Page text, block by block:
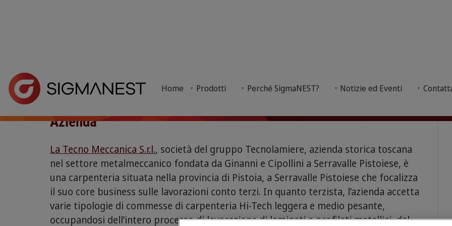
Home Prodotti Perché SigmaNEST? Notizie ed Eventi
Home> Perché SigmaNEST? >
La Tecno Meccanica S.r.l. in provincia di Pistoia è un'azienda terzista nel settore metalmeccanico
Tecno Meccanica SRL
Azienda
La Tecno Meccanica S.r.l., società del gruppo Tecnolamiere, azienda storica toscana
nel settore metalmeccanico fondata da Ginanni e Cipollini a Serravalle Pistoiese, è
una carpenteria situata nella provincia di Pistoia, a Serravalle Pistoiese che focalizza
il suo core business sulle lavorazioni conto terzi. In quanto terzista, l’azienda accetta
varie tipologie di commesse di carpenteria Hi-Tech leggera e medio pesante,
occupandosi dell’intero processo di lavorazione di laminati e profilati metallici, dal